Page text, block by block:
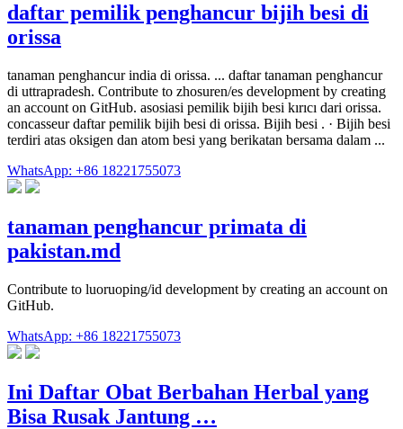
daftar pemilik penghancur bijih besi di
orissa
tanaman penghancur india di orissa. ... daftar tanaman penghancur
di uttrapradesh. Contribute to zhosuren/es development by creating
an account on GitHub. asosiasi pemilik bijih besi kırıcı dari orissa.
concasseur daftar pemilik bijih besi di orissa. Bijih besi . · Bijih besi
terdiri atas oksigen dan atom besi yang berikatan bersama dalam ...
WhatsApp: +86 18221755073
tanaman penghancur primata di
pakistan.md
Contribute to luoruoping/id development by creating an account on
GitHub.
WhatsApp: +86 18221755073
Ini Daftar Obat Berbahan Herbal yang
Bisa Rusak Jantung …